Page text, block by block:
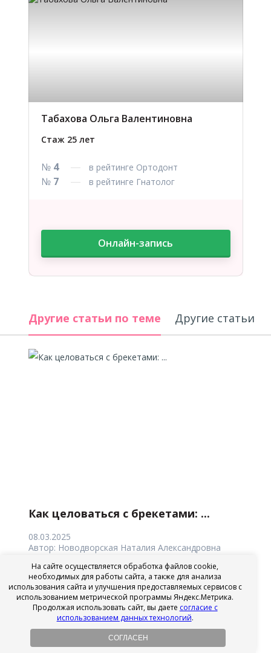
Табахова Ольга Валентиновна
Стаж 25 лет
№ 4 в рейтинге Ортодонт
№ 7 в рейтинге Гнатолог
Онлайн-запись
Другие статьи по теме
Как целоваться с брекетами: ...
08.03.2025
Автор: Новодворская Наталия Александровна
Из этой статьи вы узнаете:
Как целоваться с брекетами — вопрос, который
рано или поздно возникает у каждого, кто
решился на ортодонтическое лечение. И в голове...
4239
На сайте осуществляется обработка файлов cookie,
необходимых для работы сайта, а также для анализа
использования сайта и улучшения предоставляемых сервисов с
использованием метрической программы Яндекс.Метрика.
Продолжая использовать сайт, вы даете согласие с
использованием данных технологий.
СОГЛАСЕН